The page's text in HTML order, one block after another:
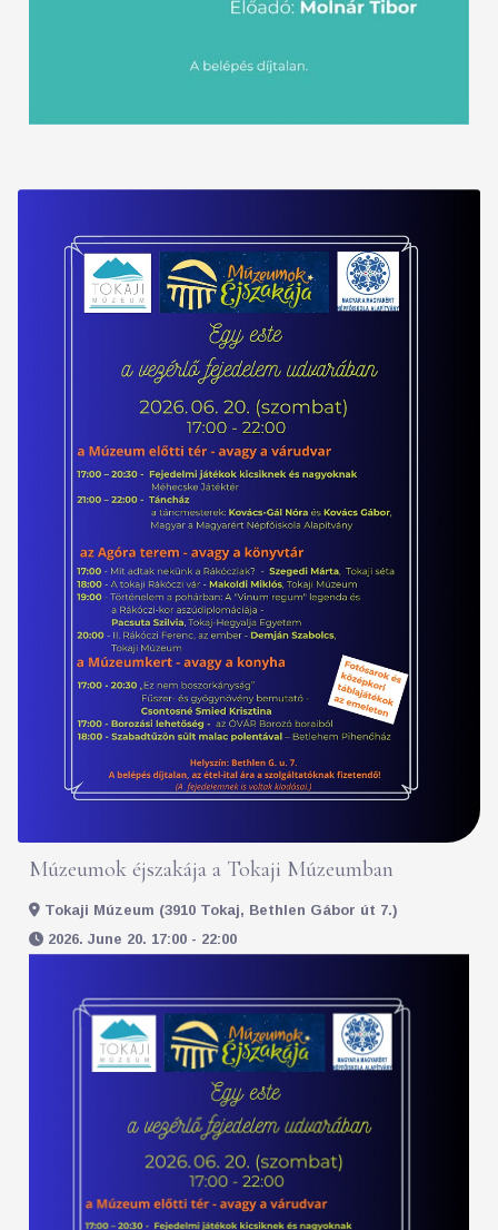
Múzeumok éjszakája a Tokaji Múzeumban
Tokaji Múzeum (3910 Tokaj, Bethlen Gábor út 7.)
2026. June 20. 17:00 - 22:00